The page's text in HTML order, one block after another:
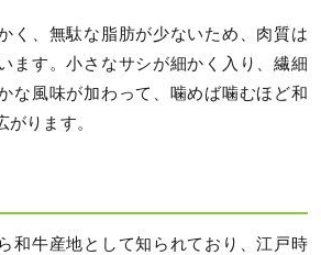
く、無駄な脂肪が少ないため、肉質は
ます。小さなサシが細かく入り、繊細
な風味が加わって、噛めば噛むほど和
ります。
和牛産地として知られており、江戸時